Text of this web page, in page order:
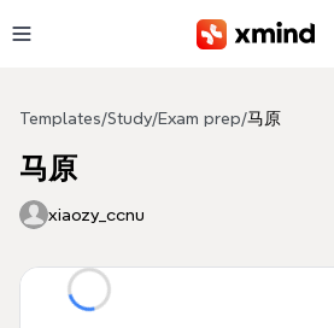
Templates/Study/Exam prep/马原
马原
xiaozy_ccnu